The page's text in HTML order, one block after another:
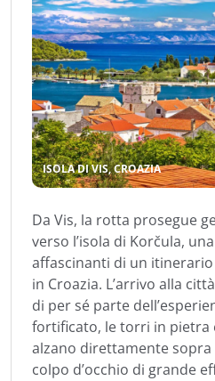
ISOLA DI VIS, CROAZIA
Da Vis, la rotta prosegue
verso l’isola di Korčula,
affascinanti di un
in Croazia. L’arrivo alla
di per sé parte
fortificato, le torri in
alzano direttamente sopra
colpo d’occhio di grande